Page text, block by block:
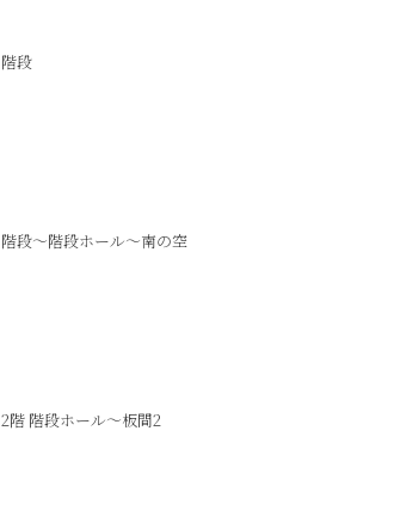
階段
階段～階段ホール～南の空
2階 階段ホール～板間2